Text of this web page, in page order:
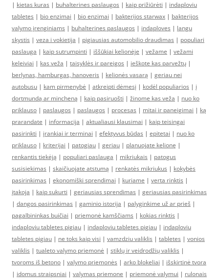
| kietas kuras | buhalterines paslaugos | kaip prižiūrėti | indaploviu
tabletes | bio enzimai | bio enzimai | bakterijos starwax | bakterijos
valymo įrenginiams | buhalterines paslaugos | indaploves | langu
skystis | veza i vokietija | pigiausias automobilio draudimas | populiari
paslauga | kaip sutrumpinti | iššūkiai kelionėje | vežame | vežami
keleiviai | kas veža | taisyklės ir pareigos | ieškote kas parvežtų |
berlynas, hamburgas, hanoveris | kelionės vasarą | geriau nei
autobusu | kam pirmenybė | atkreipti dėmesį | kodėl populiarios | į
dortmundą ar mincheną | kaip pasiruošti | žinome kas veža | nuo ko
priklauso | paslaugos | paslaugos | procesas | mitai ir paneigimai | ką
prarandate | informacija | aktualiausi klausimai | kaip teisingai
pasirinkti | įrankiai ir terminai | efektyvus būdas | epitetai | nuo ko
priklauso | kriterijai | patogiau | geriau | planuojate kelionę |
renkantis tiekėją | populiari paslauga | mikriukais | patogus
susisiekimas | skaičiuojate atstumą | renkatės mikriukus | kokybės
pasirinkimas | ekonomiški sprendimai | kuriame | verta rinktis |
įtakoja | kaip sukurti | geriausias sprendimas | geriausias pasirinkimas
| dangos pasirinkimas | gaminio istorija | palyginkime už ar prieš |
pagalbininkas buičiai | priemonė kamščiams | kokias rinktis |
indaploviu tabletes pigiau | indaploviu tabletes pigiau | indaploviu
tabletes pigiau | ne toks kaip visi | vamzdziu valiklis | tabletes | vonios
valiklis | tualeto valymo priemonė | stiklų ir veidrodžių valiklis |
tvoroms iš betono | valymo priemonės | arko blokeliai | išskirtinė tvora
| idomus straipsniai | valymas priemone | priemonė valymui | rulonais